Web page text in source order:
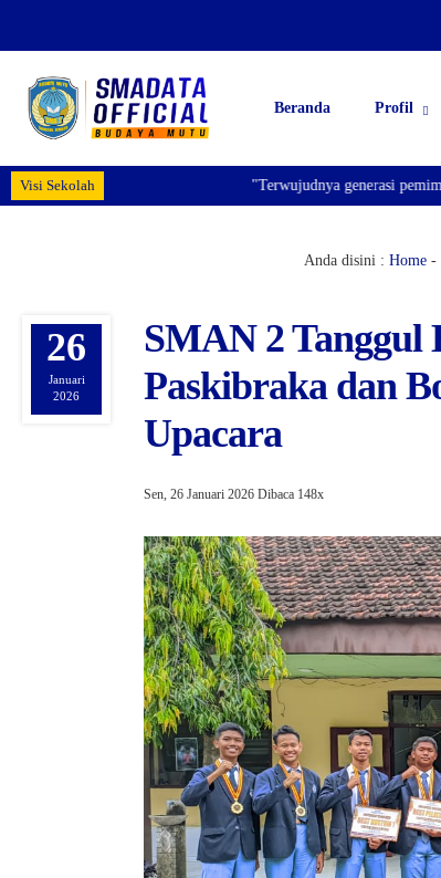
Beranda Profil
Visi Sekolah "Terwujudnya generasi pemimpin
Anda disini : Home-
26
Januari
2026
SMAN 2 Tanggul
Paskibraka dan
Upacara
Sen, 26 Januari 2026 Dibaca 148x